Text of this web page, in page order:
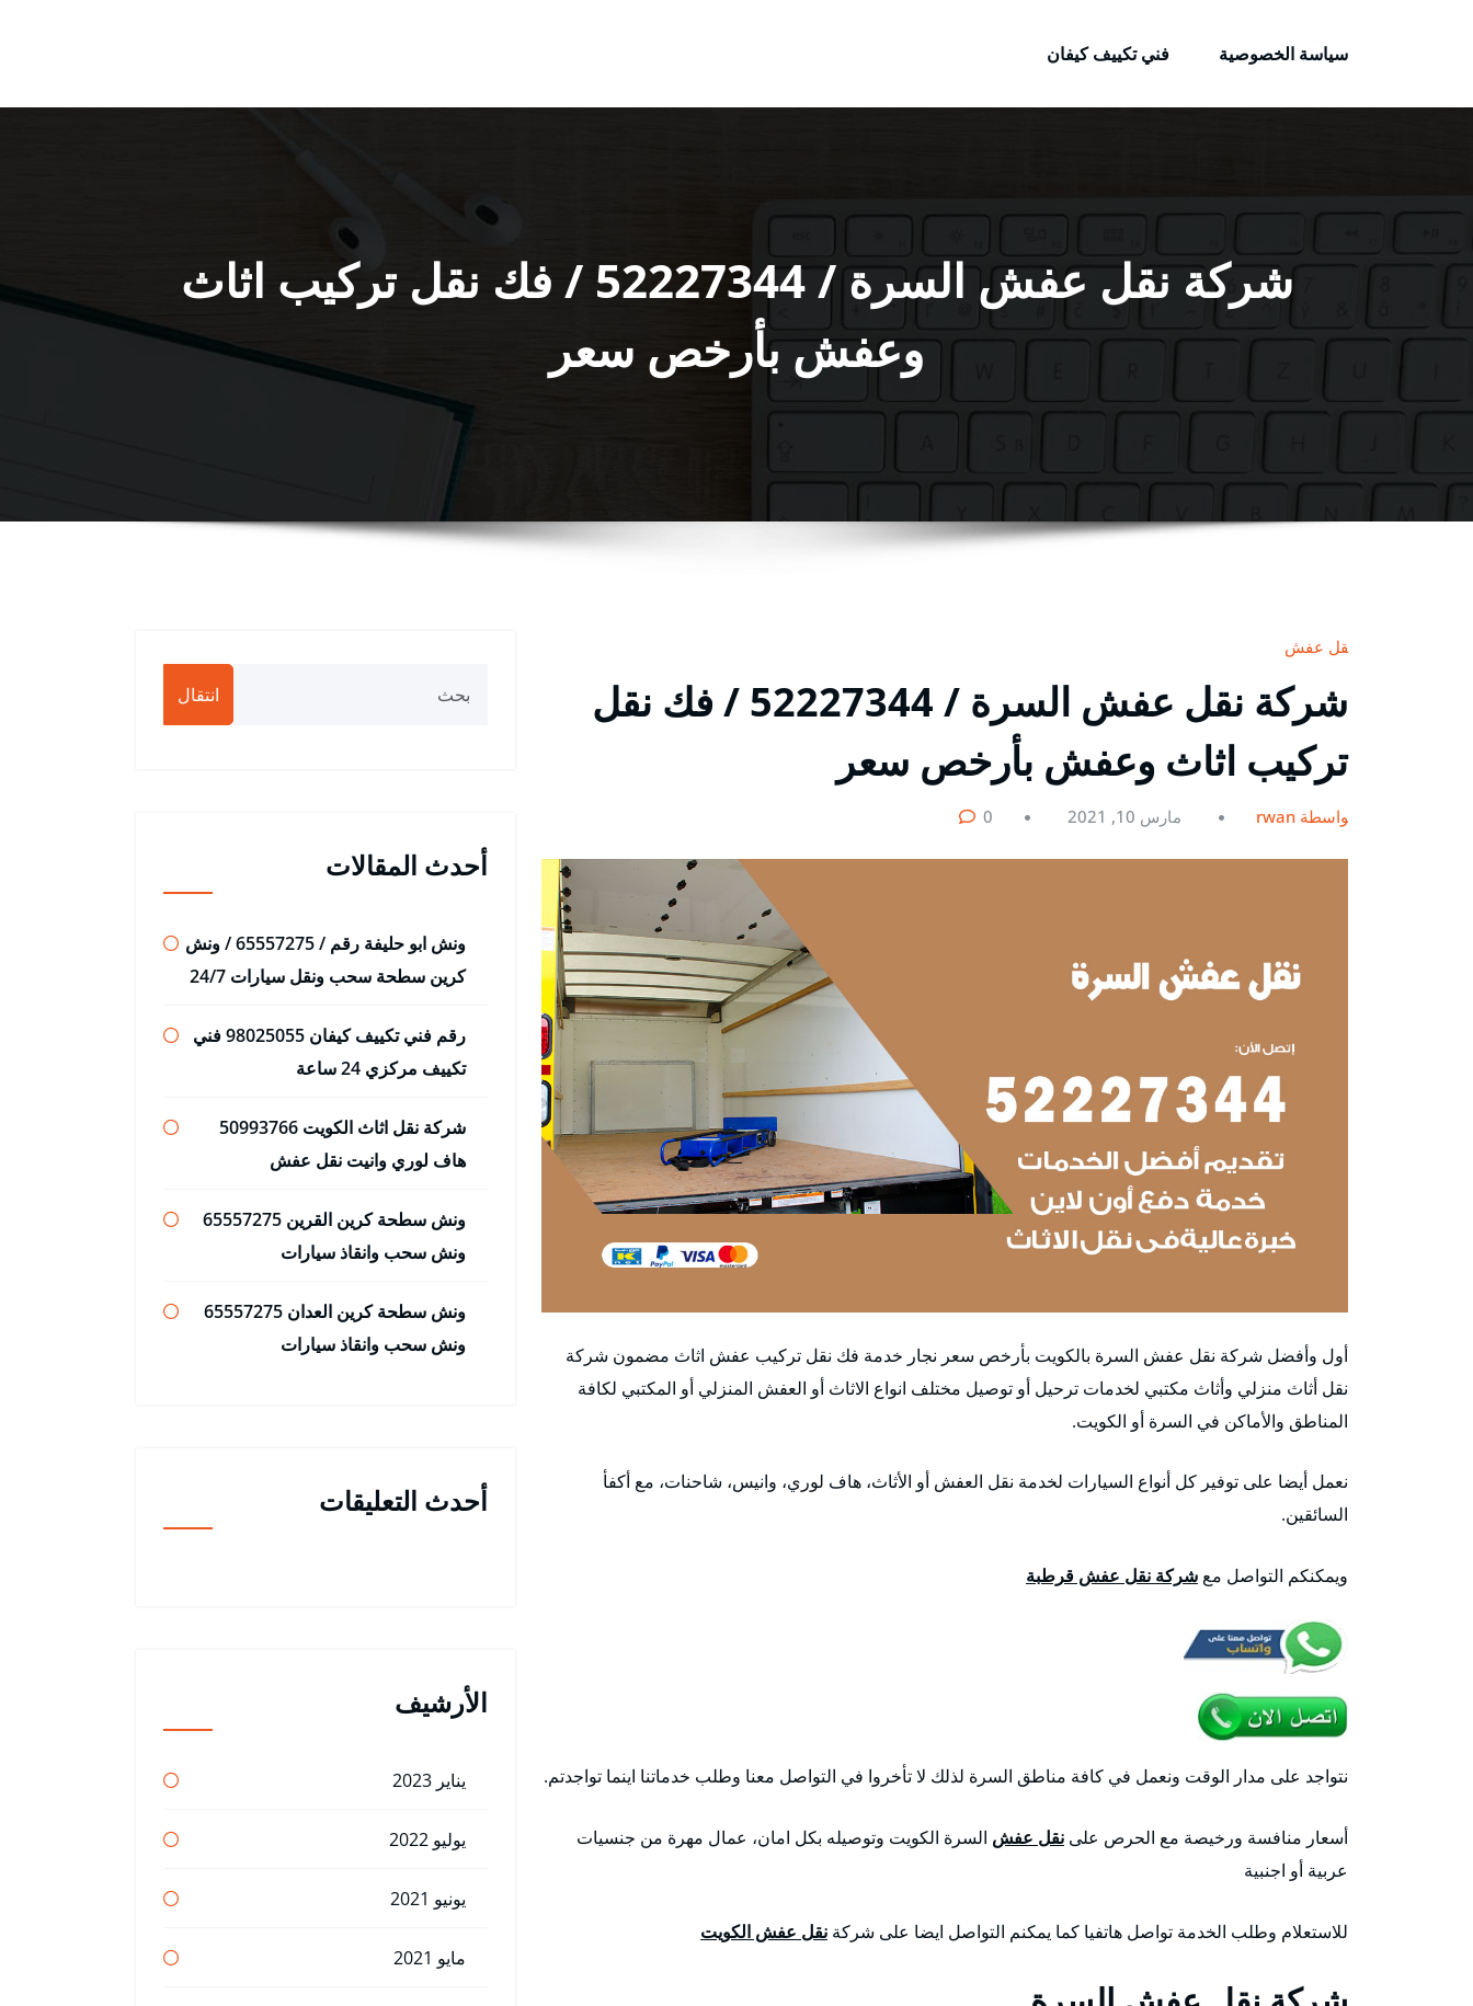
سياسة الخصوصية
فني تكييف كيفان
شركة نقل عفش السرة / 52227344 / فك نقل تركيب اثاث
وعفش بأرخص سعر
نقل عفش
شركة نقل عفش السرة / 52227344 / فك نقل
تركيب اثاث وعفش بأرخص سعر
بواسطة rwan مارس 10, 2021 0
أول وأفضل شركة نقل عفش السرة بالكويت بأرخص سعر نجار خدمة فك نقل تركيب عفش اثاث مضمون شركة
نقل أثاث منزلي وأثاث مكتبي لخدمات ترحيل أو توصيل مختلف انواع الاثاث أو العفش المنزلي أو المكتبي لكافة
المناطق والأماكن في السرة أو الكويت.
نعمل أيضا على توفير كل أنواع السيارات لخدمة نقل العفش أو الأثاث، هاف لوري، وانيس، شاحنات، مع أكفأ
السائقين.
ويمكنكم التواصل مع شركة نقل عفش قرطبة
نتواجد على مدار الوقت ونعمل في كافة مناطق السرة لذلك لا تأخروا في التواصل معنا وطلب خدماتنا اينما تواجدتم.
أسعار منافسة ورخيصة مع الحرص على نقل عفش السرة الكويت وتوصيله بكل امان، عمال مهرة من جنسيات
عربية أو اجنبية
للاستعلام وطلب الخدمة تواصل هاتفيا كما يمكنم التواصل ايضا على شركة نقل عفش الكويت
انتقال
أحدث المقالات
ونش ابو حليفة رقم / 65557275 / ونش
كرين سطحة سحب ونقل سيارات 24/7
رقم فني تكييف كيفان 98025055 فني
تكييف مركزي 24 ساعة
شركة نقل اثاث الكويت 50993766
هاف لوري وانيت نقل عفش
ونش سطحة كرين القرين 65557275
ونش سحب وانقاذ سيارات
ونش سطحة كرين العدان 65557275
ونش سحب وانقاذ سيارات
أحدث التعليقات
الأرشيف
يناير 2023
يوليو 2022
يونيو 2021
مايو 2021